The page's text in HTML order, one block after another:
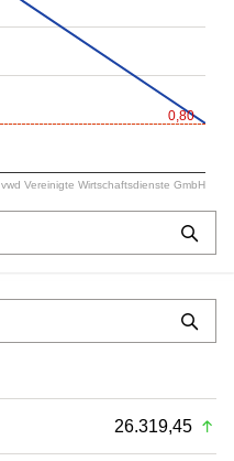
0,80
vwd Vereinigte Wirtschaftsdienste GmbH
26.319,45